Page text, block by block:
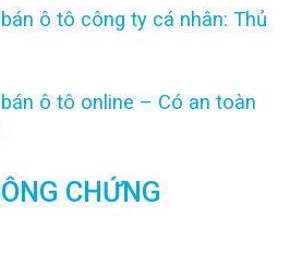
ô tô công ty cá nhân: Thủ
ô tô online – Có an toàn
CHỨNG